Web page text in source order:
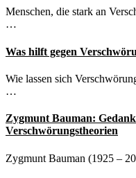
Menschen, die stark an
…
Was hilft gegen
Wie lassen sich
…
Zygmunt Bauman:
Verschwörungstheorien
Zygmunt Bauman (1925 –